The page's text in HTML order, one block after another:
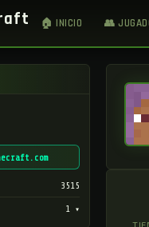
🏠 INICIO 👥
3515
1 ▾